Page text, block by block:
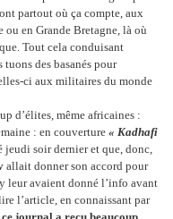
partout où ça compte, aux
ou en Grande Bretagne, là où
Tout cela conduisant
tuons des basanés pour
ci aux militaires du monde
d’élites, même africaines :
: en couverture « Kadhafi
jeudi soir dernier et que, donc,
allait donner son accord pour
leur avaient donné l’info avant
l’article, en connaissant par